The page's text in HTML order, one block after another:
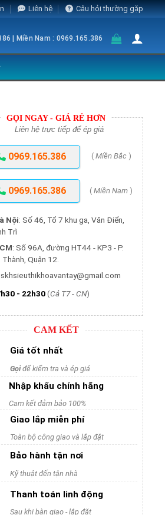
Liên hệ Câu hỏi thường gặp
| Miền Nam : 0969.165.386
GỌI NGAY - GIÁ RẺ HƠN
Liên hệ trực tiếp để ép giá
0969.165.386 ( Miền Bắc )
0969.165.386 (Miền Nam )
Nội: Số 46, Tổ 7 khu ga, Văn Điển,
Trì
: Số 96A, đường HT44 - KP3 - P.
Quận 12.
- 22h30(Cả T7 - CN)
CAM KẾT
Giá tốt nhất
Gọiđể kiểm tra và ép giá
Nhập khẩu chính hãng
Cam kết đảm bảo 100%
Giao lắp miễn phí
Toàn bộ công giao và lắp đặt
Bảo hành tận nơi
Kỹ thuật đến tận nhà
Thanh toán linh động
Sau khi bàn giao - lắp đặt